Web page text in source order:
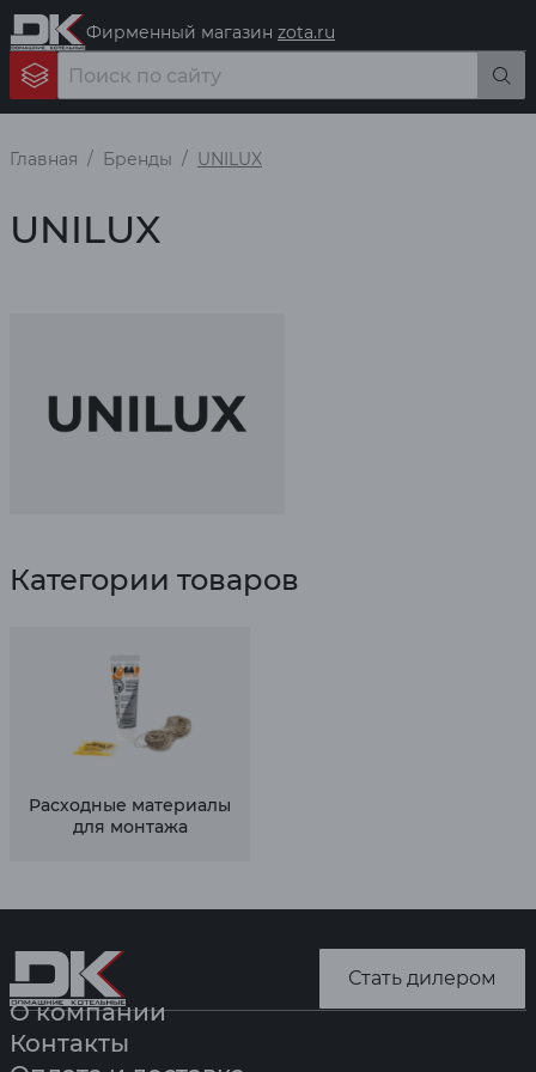
Фирменный магазин zota.ru
Главная Бренды UNILUX
UNILUX
Категории товаров
Расходные материалы
для монтажа
Стать дилером
О компании
Контакты